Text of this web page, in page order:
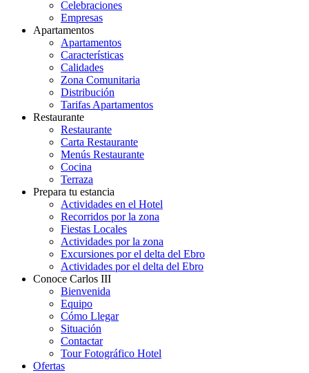
Celebraciones
Empresas
Apartamentos
Apartamentos
Características
Calidades
Zona Comunitaria
Distribución
Tarifas Apartamentos
Restaurante
Restaurante
Carta Restaurante
Menús Restaurante
Cocina
Terraza
Prepara tu estancia
Actividades en el Hotel
Recorridos por la zona
Fiestas Locales
Actividades por la zona
Excursiones por el delta del Ebro
Actividades por el delta del Ebro
Conoce Carlos III
Bienvenida
Equipo
Cómo Llegar
Situación
Contactar
Tour Fotográfico Hotel
Ofertas